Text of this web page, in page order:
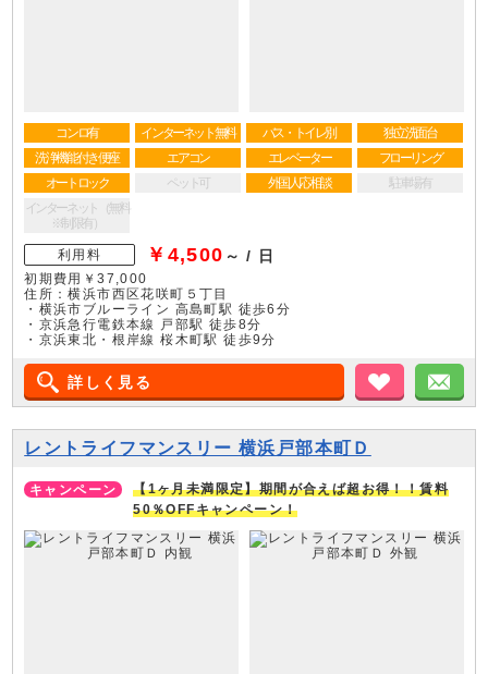
コンロ有 インターネット無料 バス・トイレ別
独立洗面台
洗浄機能付き便座
エアコン エレベーター
フローリング
オートロック
ペット可 外国人応相談
駐車場有
インターネット（無料
※制限有）
利用料 ￥4,500 ～ / 日
初期費用￥37,000
住所：横浜市西区花咲町５丁目
・横浜市ブルーライン 高島町駅 徒歩6分
・京浜急行電鉄本線 戸部駅 徒歩8分
・京浜東北・根岸線 桜木町駅 徒歩9分
詳しく見る お気に入
レントライフマンスリー 横浜戸部本町Ｄ
【1ヶ月未満限定】期間が合えば超お得！！賃料
50％OFFキャンペーン！